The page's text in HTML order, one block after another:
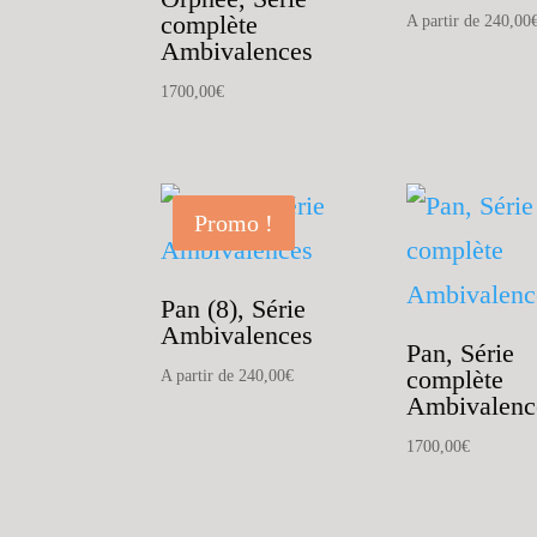
complète
Ambivalences
1700,00€
A partir de 240,00
Promo !
Pan (8), Série
Ambivalences
A partir de240,00€
Pan, Série
complète
1700,00€